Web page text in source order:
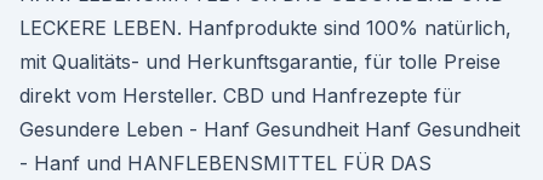
LECKERE LEBEN. Hanfprodukte sind 100% natürlich,
mit Qualitäts- und Herkunftsgarantie, für tolle Preise
direkt vom Hersteller. CBD und Hanfrezepte für
Gesundere Leben - Hanf Gesundheit Hanf Gesundheit
- Hanf und HANFLEBENSMITTEL FÜR DAS